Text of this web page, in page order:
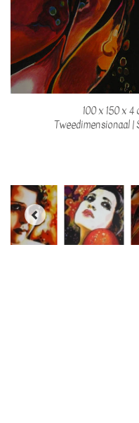
100 x 150 x
Tweedimensionaal |